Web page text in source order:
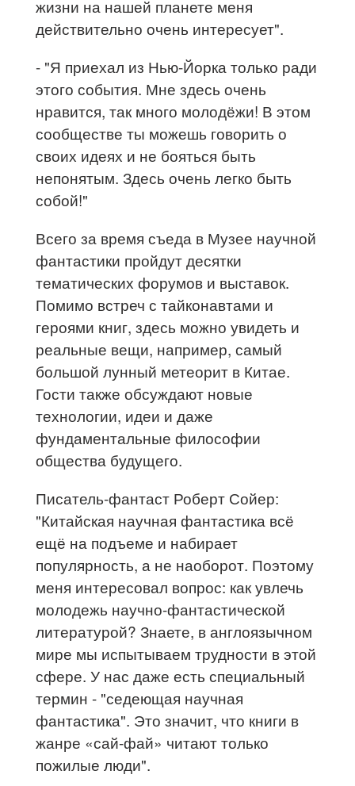
жизни на нашей планете меня
действительно очень интересует".
- "Я приехал из Нью-Йорка только ради
этого события. Мне здесь очень
нравится, так много молодёжи! В этом
сообществе ты можешь говорить о
своих идеях и не бояться быть
непонятым. Здесь очень легко быть
собой!"
Всего за время съеда в Музее научной
фантастики пройдут десятки
тематических форумов и выставок.
Помимо встреч с тайконавтами и
героями книг, здесь можно увидеть и
реальные вещи, например, самый
большой лунный метеорит в Китае.
Гости также обсуждают новые
технологии, идеи и даже
фундаментальные философии
общества будущего.
Писатель-фантаст Роберт Сойер:
"Китайская научная фантастика всё
ещё на подъеме и набирает
популярность, а не наоборот. Поэтому
меня интересовал вопрос: как увлечь
молодежь научно-фантастической
литературой? Знаете, в англоязычном
мире мы испытываем трудности в этой
сфере. У нас даже есть специальный
термин - "седеющая научная
фантастика". Это значит, что книги в
жанре «сай-фай» читают только
пожилые люди".